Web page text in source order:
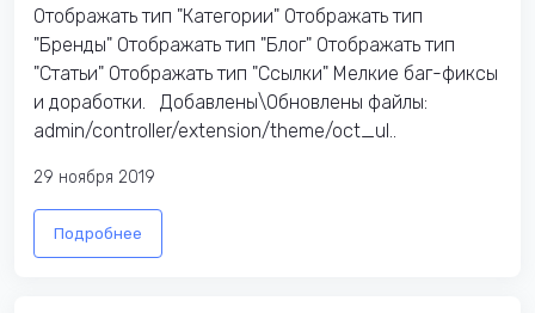
Отображать тип "Категории" Отображать тип
"Бренды" Отображать тип "Блог" Отображать тип
"Статьи" Отображать тип "Ссылки" Мелкие баг-фиксы
и доработки. Добавлены\Обновлены файлы:
admin/controller/extension/theme/oct_ul..
29 ноября 2019
Подробнее